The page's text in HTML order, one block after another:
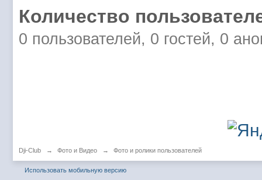
Количество
0 пользователей, 0 гостей, 0
Dji-Club → Фото и Видео → Фото и ролики пользователей
Использовать мобильную версию